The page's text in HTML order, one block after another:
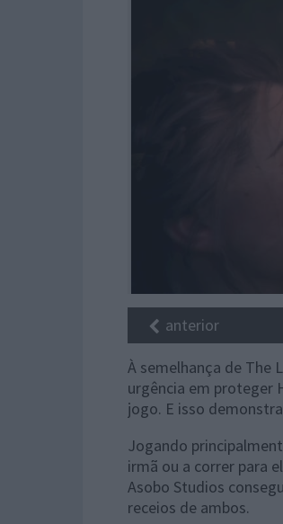
anterior
À semelhança de The
urgência em proteger
jogo. E isso
Jogando
irmã ou a correr para
Asobo Studios
receios de ambos.